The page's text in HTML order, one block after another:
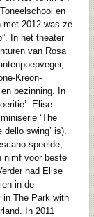
en
met 2012 was ze
In het theater
van Rosa
Kreon-
bezinning. In
Elise
‘The
swing’ is).
speelde,
nimf voor beste
had Elise
in de
The Park with
In 2011